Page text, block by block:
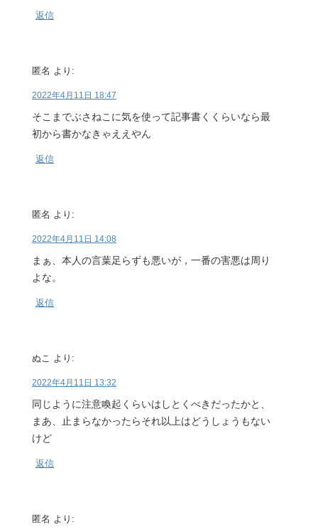
返信
匿名 より:
2022年4月11日 18:47
そこまでぶさねこに気を使って記事書くくらいなら最
初から書かなきゃええやん
返信
匿名 より:
2022年4月11日 14:08
まぁ、本人の言葉足らずも悪いが，一番の害悪は周り
よな。
返信
ぬこ より:
2022年4月11日 13:32
同じように注意喚起くらいはしとくべきだったかと、
まあ、止まらなかったらそれ以上はどうしょうもない
けど
返信
匿名 より: